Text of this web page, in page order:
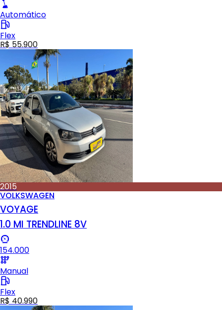
Automático
Flex
R$ 55.900
2015
VOLKSWAGEN
VOYAGE
1.0 MI TRENDLINE 8V
154.000
Manual
Flex
R$ 40.990